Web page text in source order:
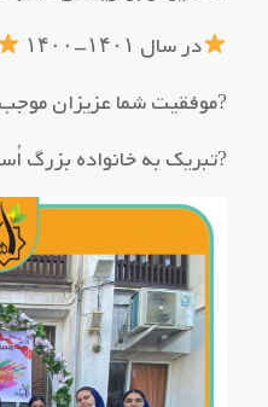
در سال ۱۴۰۱-۱۴۰۰
?موفقیت شما عزیزان
?تبریک به خانواده بزرگ